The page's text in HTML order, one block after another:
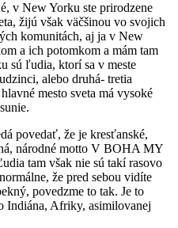
v New Yorku ste prirodzene
žijú však väčšinou vo svojich
komunitách, aj ja v New
a ich potomkom a mám tam
sú ľudia, ktorí sa v meste
alebo druhá- tretia
mesto sveta má vysoké
povedať, že je kresťanské,
národné motto V BOHA MY
tam však nie sú takí rasovo
že pred sebou vidíte
povedzme to tak. Je to
Indiána, Afriky, asimilovanej